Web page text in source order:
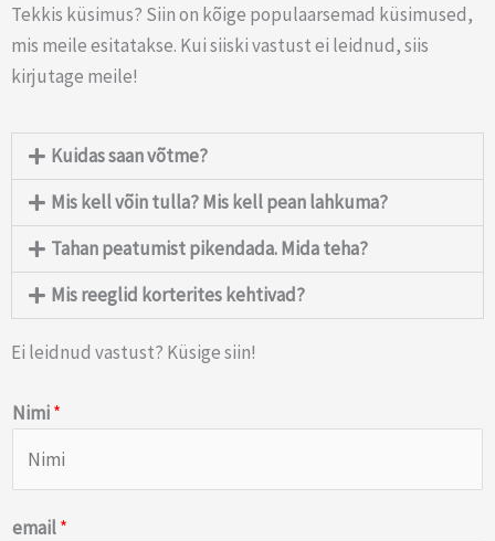
Tekkis küsimus? Siin on kõige populaarsemad küsimused,
mis meile esitatakse. Kui siiski vastust ei leidnud, siis
kirjutage meile!
Kuidas saan võtme?
Mis kell võin tulla? Mis kell pean lahkuma?
Tahan peatumist pikendada. Mida teha?
Mis reeglid korterites kehtivad?
Ei leidnud vastust? Küsige siin!
Nimi*
email*